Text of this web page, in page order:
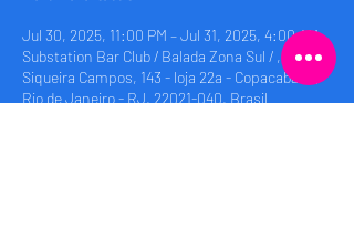
Jul 30, 2025, 11:00 PM – Jul 31, 2025, 4:00 AM
Substation Bar Club / Balada Zona Sul / , Rua
Siqueira Campos, 143 - loja 22a - Copacabana,
Rio de Janeiro - RJ, 22021-040, Brasil